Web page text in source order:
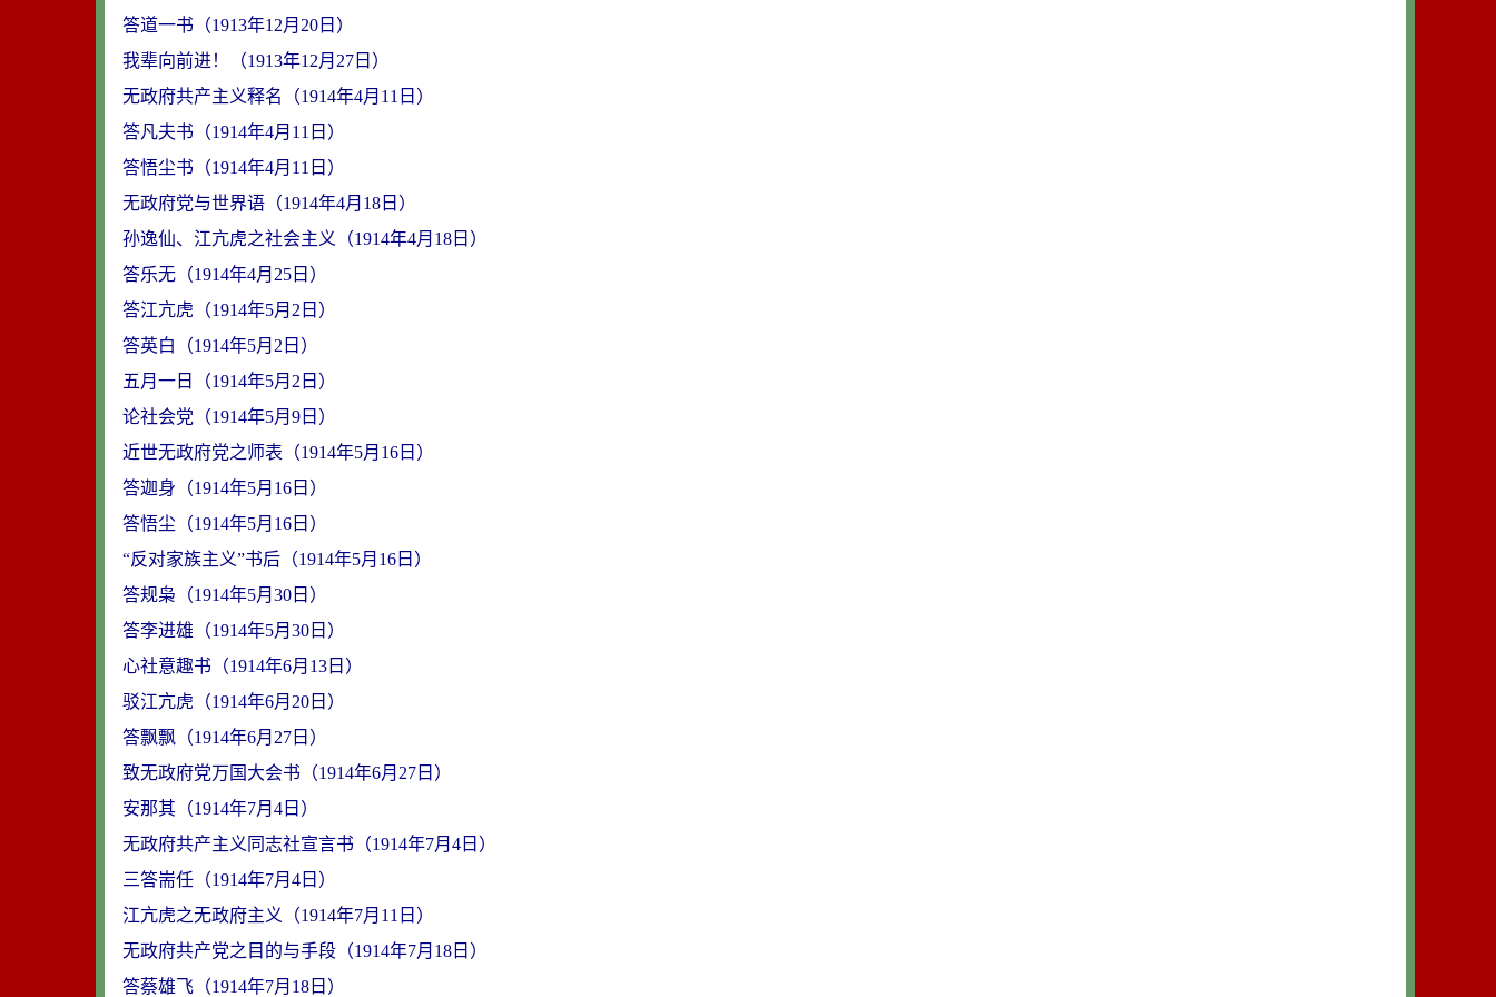
答道一书（1913年12月20日）
我辈向前进！（1913年12月27日）
无政府共产主义释名（1914年4月11日）
答凡夫书（1914年4月11日）
答悟尘书（1914年4月11日）
无政府党与世界语（1914年4月18日）
孙逸仙、江亢虎之社会主义（1914年4月18日）
答乐无（1914年4月25日）
答江亢虎（1914年5月2日）
答英白（1914年5月2日）
五月一日（1914年5月2日）
论社会党（1914年5月9日）
近世无政府党之师表（1914年5月16日）
答迦身（1914年5月16日）
答悟尘（1914年5月16日）
“反对家族主义”书后（1914年5月16日）
答规枭（1914年5月30日）
答李进雄（1914年5月30日）
心社意趣书（1914年6月13日）
驳江亢虎（1914年6月20日）
答飘飘（1914年6月27日）
致无政府党万国大会书（1914年6月27日）
安那其（1914年7月4日）
无政府共产主义同志社宣言书（1914年7月4日）
三答耑任（1914年7月4日）
江亢虎之无政府主义（1914年7月11日）
无政府共产党之目的与手段（1914年7月18日）
答蔡雄飞（1914年7月18日）